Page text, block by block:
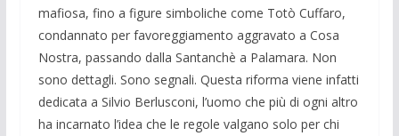
mafiosa, fino a figure simboliche come Totò Cuffaro,
condannato per favoreggiamento aggravato a Cosa
Nostra, passando dalla Santanchè a Palamara. Non
sono dettagli. Sono segnali. Questa riforma viene infatti
dedicata a Silvio Berlusconi, l’uomo che più di ogni altro
ha incarnato l’idea che le regole valgano solo per chi